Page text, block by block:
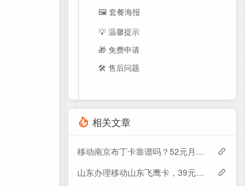
🖼️ 套餐海报
💡 温馨提示
🎁 免费申请
🛠️ 售后问题
相关文章
移动南京布丁卡靠谱吗？52元月租包110G+200分钟实测分享
山东办理移动山东飞鹰卡，39元月租包100G+300分钟